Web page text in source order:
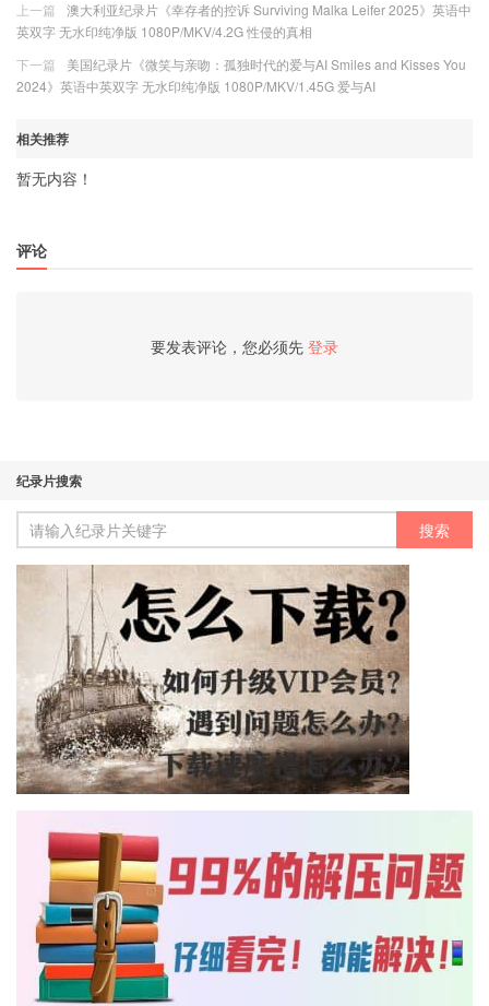
上一篇
澳大利亚纪录片《幸存者的控诉 Surviving Malka Leifer 2025》英语中
英双字 无水印纯净版 1080P/MKV/4.2G 性侵的真相
下一篇
美国纪录片《微笑与亲吻：孤独时代的爱与AI Smiles and Kisses You
2024》英语中英双字 无水印纯净版 1080P/MKV/1.45G 爱与AI
相关推荐
暂无内容！
评论
要发表评论，您必须先 登录
纪录片搜索